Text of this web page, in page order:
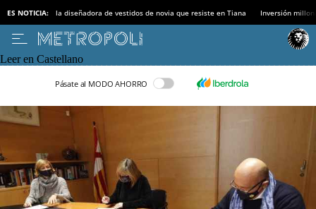
ES NOTICIA: la diseñadora de vestidos de novia que resiste en Tiana Inversión
Leer en Castellano
Pásate al MODO AHORRO